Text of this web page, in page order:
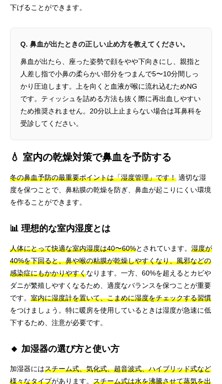
下げることができます。
Q. 鼻血が出たときの正しい止め方を教えてください。
鼻血が出たら、座った姿勢で顔をやや下向きにし、親指と
人差し指で小鼻の柔らかい部分をつまんで5〜10分間しっ
かり圧迫します。上を向くと血液が喉に流れ込むためNG
です。ティッシュを詰める方法も抜く際に再出血しやすい
ため推奨されません。20分以上止まらない場合は耳鼻科を
受診してください。
💧 室内の乾燥対策で鼻血を予防する
冬の鼻血予防の最重要ポイントは「湿度管理」です！ 適切な湿
度を保つことで、鼻粘膜の乾燥を防ぎ、鼻血が起こりにくい環境
を作ることができます。
📊 理想的な室内湿度とは
人体にとって快適な室内湿度は40〜60%とされています。 湿度が
40%を下回ると、鼻や喉の粘膜が乾燥しやすくなり、風邪などの
感染症にもかかりやすくなります。一方、60%を超えるとカビや
ダニが繁殖しやすくなるため、適度なバランスを保つことが重要
です。 室内に湿度計を置いて、こまめに湿度をチェックする習慣
をつけましょう。特に暖房を使用しているときは湿度が急速に低
下するため、注意が必要です。
🔸 加湿器の選び方と使い方
加湿器にはスチーム式、気化式、超音波式、ハイブリッド式など
様々なタイプがあります。 スチーム式は水を沸騰させて蒸気を出